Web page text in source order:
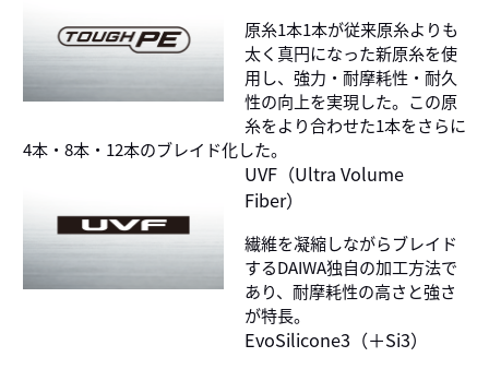
原糸1本1本が従来原糸よりも
太く真円になった新原糸を使
用し、強力・耐摩耗性・耐久
性の向上を実現した。この原
糸をより合わせた1本をさらに
4本・8本・12本のブレイド化した。
UVF（Ultra Volume
Fiber）
繊維を凝縮しながらブレイド
するDAIWA独自の加工方法で
あり、耐摩耗性の高さと強さ
が特長。
EvoSilicone3（＋Si3）